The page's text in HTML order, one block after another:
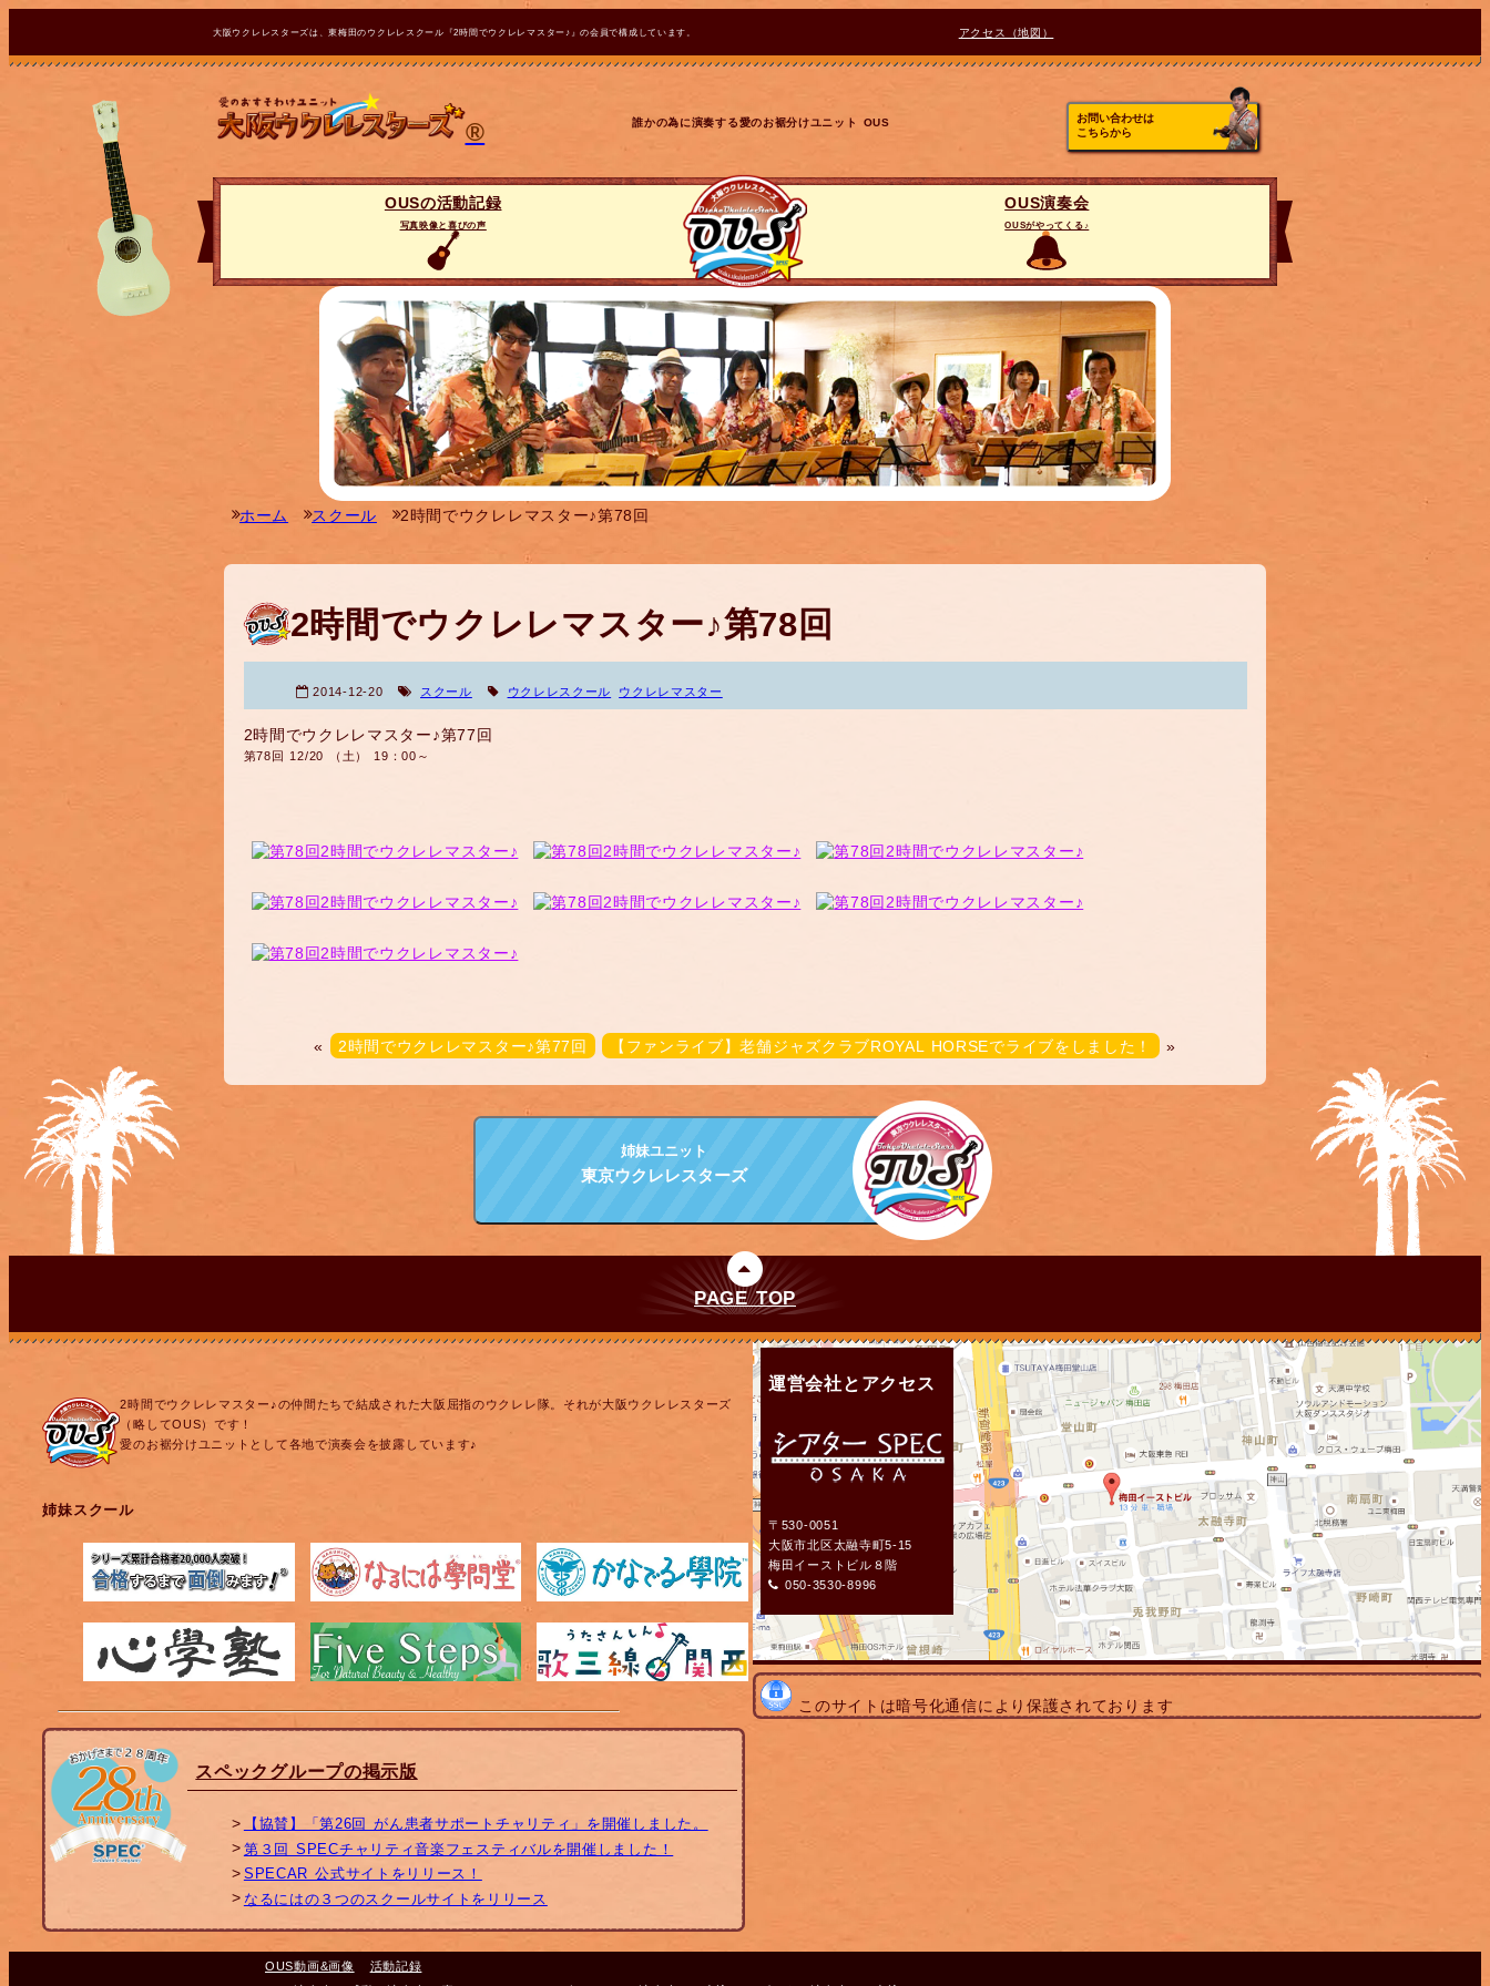
大阪ウクレレスターズは、東梅田のウクレレスクール『2時間でウクレレマスター♪』の会員で構成しています。 アクセス（地図）
® 誰かの為に演奏する愛のお裾分けユニット OUS
お問い合わせは
こちらから
OUSの活動記録
写真映像と喜びの声
OUS演奏会
OUSがやってくる♪
ホーム スクール 2時間でウクレレマスター♪第78回
2時間でウクレレマスター♪第78回
2014-12-20 スクール ウクレレスクール ウクレレマスター
2時間でウクレレマスター♪第77回
第78回 12/20 （土） 19：00～
« 2時間でウクレレマスター♪第77回 【ファンライブ】老舗ジャズクラブROYAL HORSEでライブをしました！ »
姉妹ユニット
東京ウクレレスターズ
PAGE TOP
2時間でウクレレマスター♪の仲間たちで結成された大阪屈指のウクレレ隊。それが大阪ウクレレスターズ
（略してOUS）です！
愛のお裾分けユニットとして各地で演奏会を披露しています♪
姉妹スクール
スペックグループの掲示版
【協賛】「第26回 がん患者サポートチャリティ」を開催しました。
第３回 SPECチャリティ音楽フェスティバルを開催しました！
SPECAR 公式サイトをリリース！
なるにはの３つのスクールサイトをリリース
運営会社とアクセス
〒530-0051
大阪市北区太融寺町5-15
梅田イーストビル８階
050-3530-8996
このサイトは暗号化通信により保護されております
OUS動画&画像
活動記録